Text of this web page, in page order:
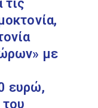
με
ευρώ,